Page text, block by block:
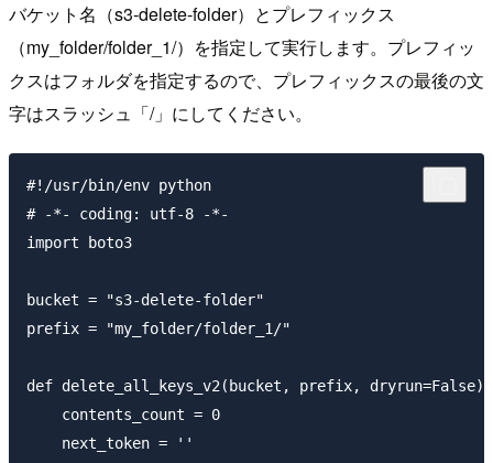
バケット名（s3-delete-folder）とプレフィックス
（my_folder/folder_1/）を指定して実行します。プレフィッ
クスはフォルダを指定するので、プレフィックスの最後の文
字はスラッシュ「/」にしてください。
#!/usr/bin/env python
# -*- coding: utf-8 -*-
import boto3
bucket = "s3-delete-folder"
prefix = "my_folder/folder_1/"
def delete_all_keys_v2(bucket, prefix, dryrun=False):
    contents_count = 0
    next_token = ''